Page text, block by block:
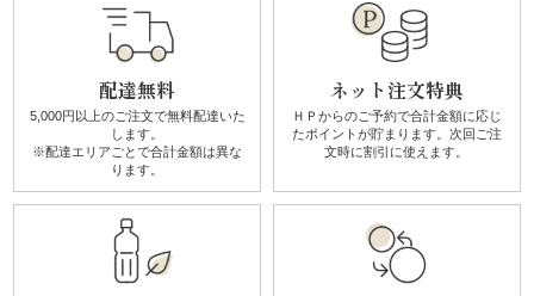
リ
ー
ズ
配達無料
5,000円以上のご注文で無料配達いた
します。
※配達エリアごとで合計金額は異な
ります。
ネット注文特典
ＨＰからのご予約で合計金額に応じ
たポイントが貯まります。 次回ご注
文時に割引に使えます。